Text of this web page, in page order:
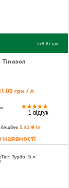
578.87грн
Тіназол
грн / л
★★★★★
1 відгук
Кешбек 5.41 ₴ /л
наявності